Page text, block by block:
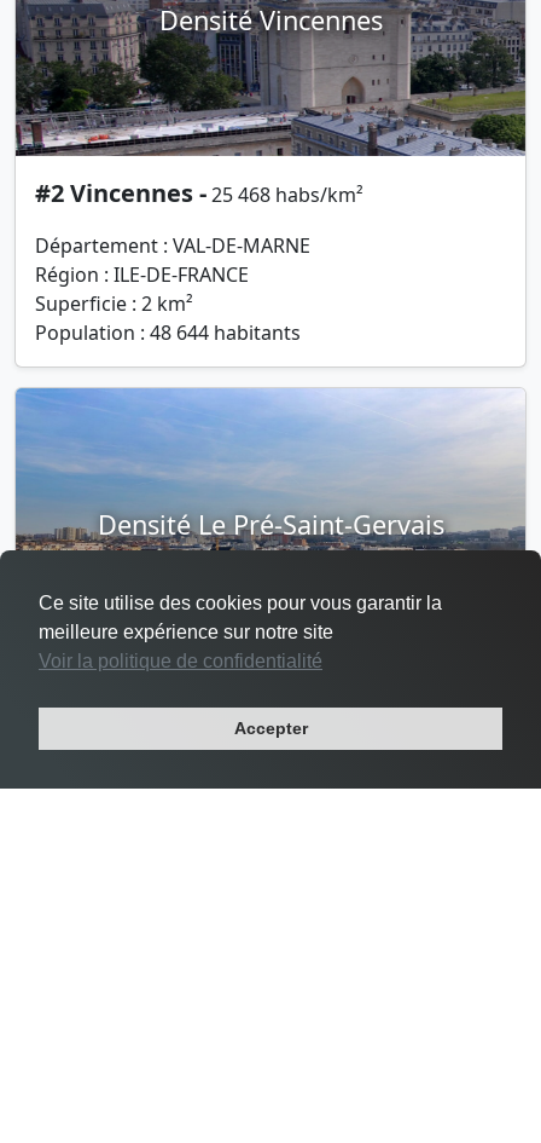
Densité Vincennes
#2 Vincennes -25 468 habs/km²
Département : VAL-DE-MARNE
Région : ILE-DE-FRANCE
Superficie : 2 km²
Population : 48 644 habitants
Densité Le Pré-Saint-Gervais
Département : SEINE-SAINT-DENIS
Ce site utilise des cookies pour vous garantir la
meilleure expérience sur notre site
Voir la politique de confidentialité
Accepter